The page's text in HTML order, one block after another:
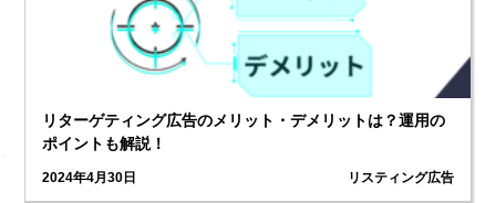
リターゲティング広告のメリット・デメリットは？運用の
ポイントも解説！
2024年4月30日 リスティング広告